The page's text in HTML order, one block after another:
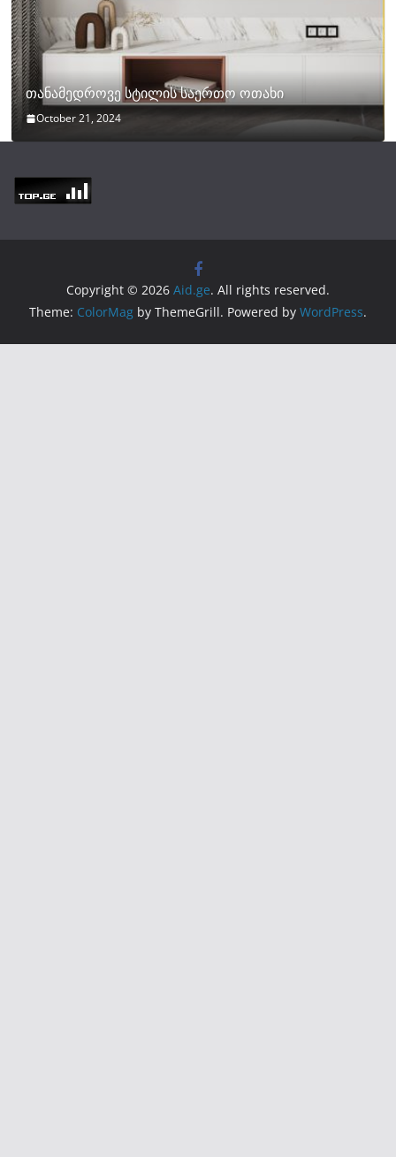
თანამედროვე სტილის საერთო ოთახი
October 21, 2024
Copyright © 2026 Aid.ge. All rights reserved.
Theme: ColorMag by ThemeGrill. Powered by WordPress.